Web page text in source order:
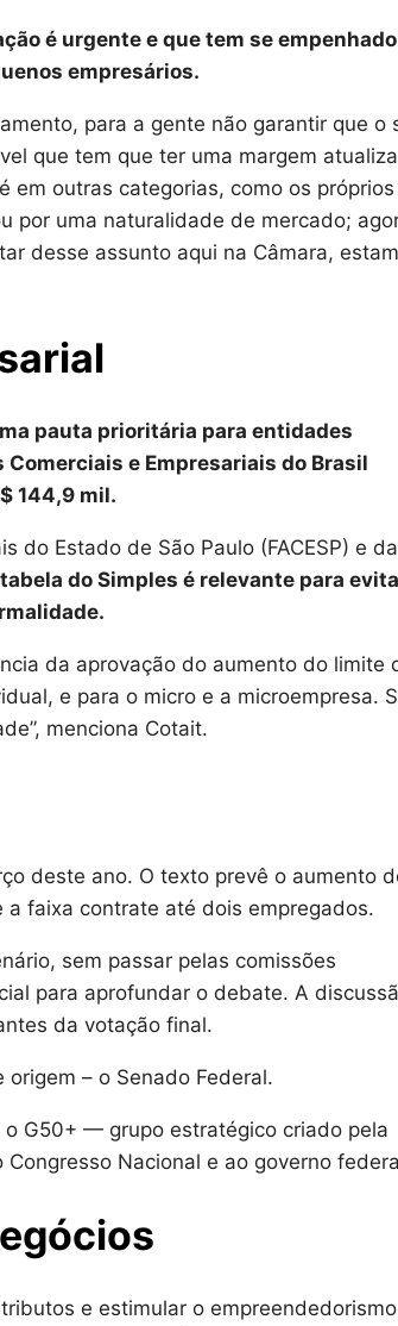
é urgente e que tem se empenhado
empresários.
para a gente não garantir que o
que tem que ter uma margem
em outras categorias, como os próprios
por uma naturalidade de mercado;
desse assunto aqui na Câmara,
pauta prioritária para entidades
e Empresariais do Brasil
144,9 mil.
do Estado de São Paulo (FACESP) e da
do Simples é relevante para
da aprovação do aumento do limite
e para o micro e a microempresa.
menciona Cotait.
deste ano. O texto prevê o aumento
faixa contrate até dois empregados.
sem passar pelas comissões
para aprofundar o debate. A
da votação final.
– o Senado Federal.
G50+ — grupo estratégico criado pela
Nacional e ao governo
e estimular o